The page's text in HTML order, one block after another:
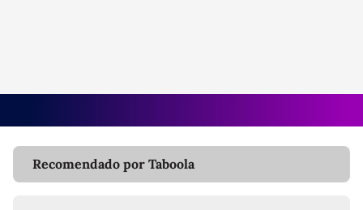
Recomendado por Taboola